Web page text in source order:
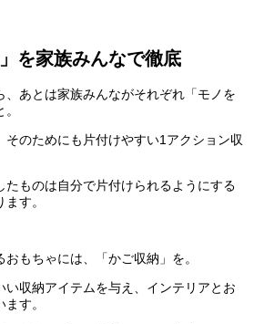
を家族みんなで徹底
、あとは家族みんながそれぞれ「モノを
そのためにも片付けやすい1アクション収
たものは自分で片付けられるようにする
す。
もちゃには、「かご収納」を。
い収納アイテムを与え、インテリアとお
す。